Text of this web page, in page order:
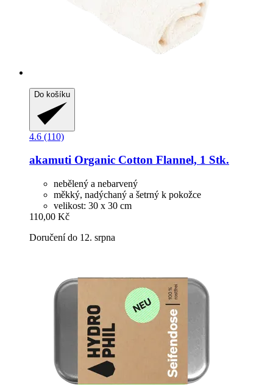
Do košíku
4.6 (110)
akamuti Organic Cotton Flannel, 1 Stk.
nebělený a nebarvený
měkký, nadýchaný a šetrný k pokožce
velikost: 30 x 30 cm
110,00 Kč
Doručení do 12. srpna